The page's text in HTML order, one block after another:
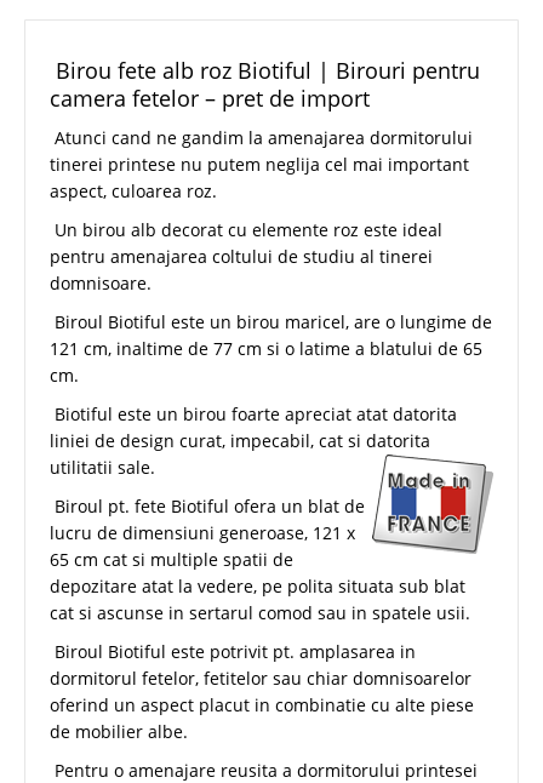
Birou fete alb roz Biotiful | Birouri pentru
camera fetelor – pret de import
Atunci cand ne gandim la amenajarea dormitorului
tinerei printese nu putem neglija cel mai important
aspect, culoarea roz.
Un birou alb decorat cu elemente roz este ideal
pentru amenajarea coltului de studiu al tinerei
domnisoare.
Biroul Biotiful este un birou maricel, are o lungime de
121 cm, inaltime de 77 cm si o latime a blatului de 65
cm.
Biotiful este un birou foarte apreciat atat datorita
liniei de design curat, impecabil, cat si datorita
utilitatii sale.
Biroul pt. fete Biotiful ofera un blat de
lucru de dimensiuni generoase, 121 x
65 cm cat si multiple spatii de
depozitare atat la vedere, pe polita situata sub blat
cat si ascunse in sertarul comod sau in spatele usii.
Biroul Biotiful este potrivit pt. amplasarea in
dormitorul fetelor, fetitelor sau chiar domnisoarelor
oferind un aspect placut in combinatie cu alte piese
de mobilier albe.
Pentru o amenajare reusita a dormitorului printesei